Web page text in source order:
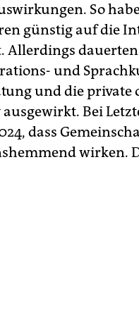
So
günstig auf die
Allerdings
und
und die private
Bei
dass
wirken.